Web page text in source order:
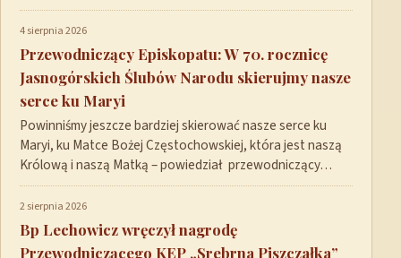
4 sierpnia 2026
Przewodniczący Episkopatu: W 70. rocznicę
Jasnogórskich Ślubów Narodu skierujmy nasze
serce ku Maryi
Powinniśmy jeszcze bardziej skierować nasze serce ku
Maryi, ku Matce Bożej Częstochowskiej, która jest naszą
Królową i naszą Matką – powiedział przewodniczący…
2 sierpnia 2026
Bp Lechowicz wręczył nagrodę
Przewodniczącego KEP „Srebrna Piszczałka”